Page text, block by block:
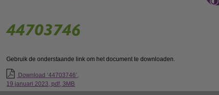
44703746
Gebruik de onderstaande link om het document te downloaden.
Download ‘44703746’,
19 januari 2023, pdf, 3MB